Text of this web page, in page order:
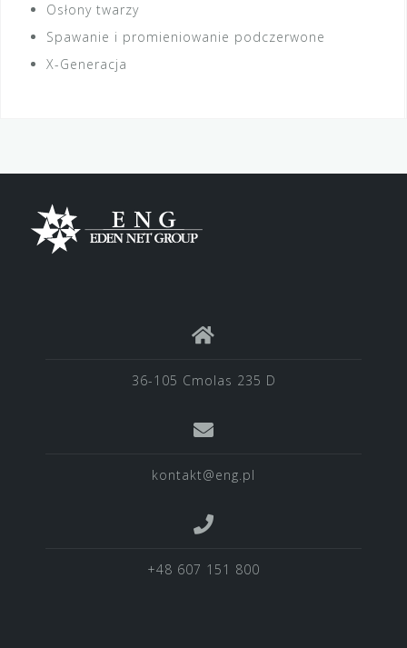
Osłony twarzy
Spawanie i promieniowanie podczerwone
X-Generacja
36-105 Cmolas 235 D
kontakt@eng.pl
+48 607 151 800